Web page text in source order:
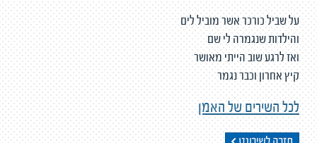
על שביל כורכר אשר מוביל לים
והילדות שנגמרה לי שם
ואז לרגע שוב הייתי מאושר
קיץ אחרון וכבר נגמר
לכל השירים של האמן